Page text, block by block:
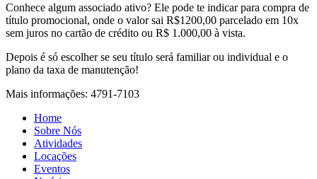
Conhece algum associado ativo? Ele pode te indicar para compra de
título promocional, onde o valor sai R$1200,00 parcelado em 10x
sem juros no cartão de crédito ou R$ 1.000,00 à vista.
Depois é só escolher se seu título será familiar ou individual e o
plano da taxa de manutenção!
Mais informações: 4791-7103
Home
Sobre Nós
Atividades
Locações
Eventos